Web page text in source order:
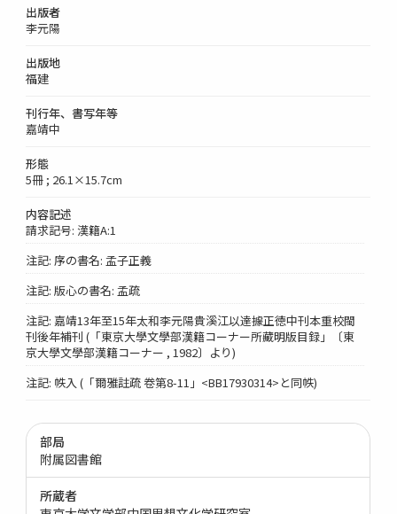
出版者
李元陽
出版地
福建
刊行年、書写年等
嘉靖中
形態
5冊 ; 26.1×15.7cm
内容記述
請求記号: 漢籍A:1
注記: 序の書名: 孟子正義
注記: 版心の書名: 孟疏
注記: 嘉靖13年至15年太和李元陽貴溪江以達據正徳中刊本重校閩
刊後年補刊 (「東京大學文學部漢籍コーナー所藏明版目録」〔東
京大學文學部漢籍コーナー , 1982〕より)
注記: 帙入 (「爾雅註疏 卷第8-11」<BB17930314>と同帙)
部局
附属図書館
所蔵者